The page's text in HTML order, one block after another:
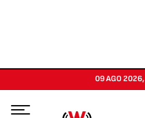
09 AGO 2026,